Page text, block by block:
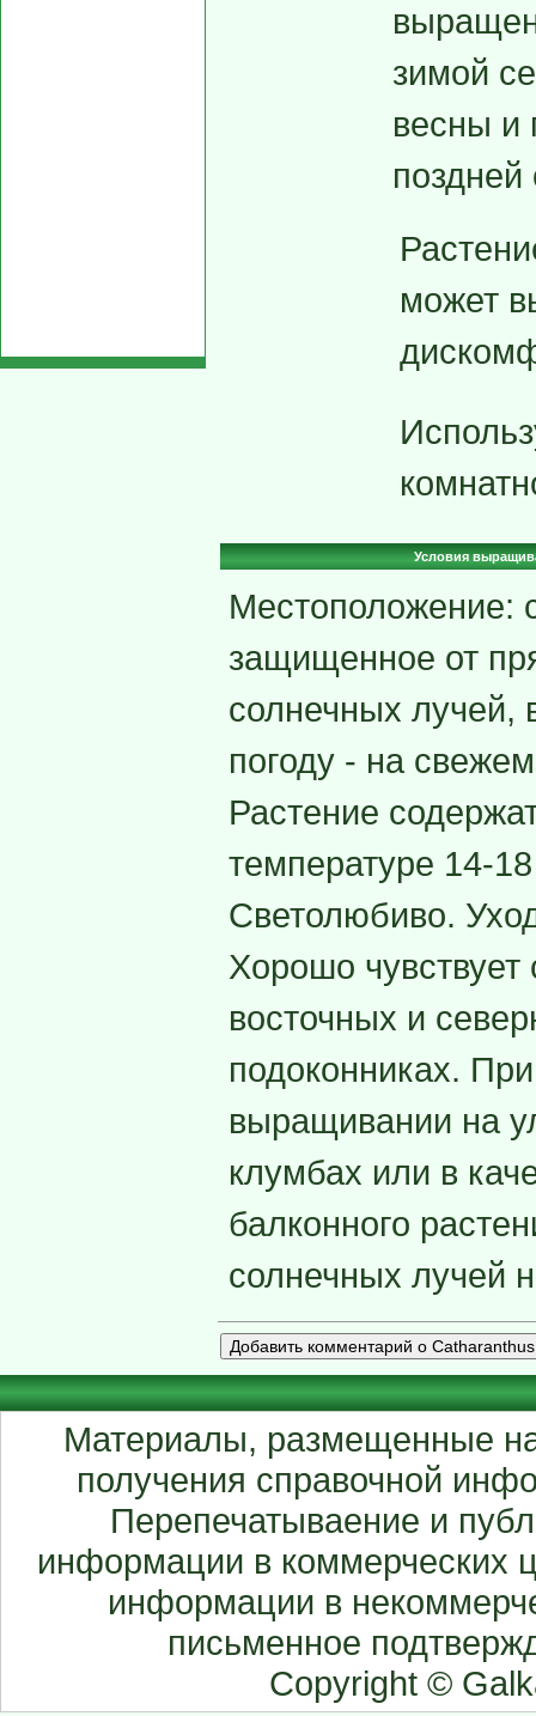
зимой
весны и
поздней
может
Условия
Местоположение:
защищенное от
солнечных лучей,
погоду - на
Растение
температуре 14-
Светолюбиво.
Хорошо чувствует
восточных и
подоконниках. При
выращивании на
клумбах или в
балконного
солнечных лучей
Материалы, размещенные
получения справочной
Перепечатываение и
информации в коммерческих
информации в
письменное
Copyright ©